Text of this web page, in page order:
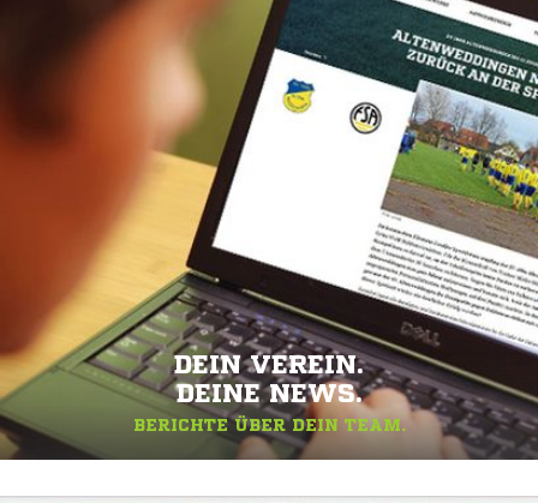
DEIN VEREIN.
DEINE NEWS.
BERICHTE ÜBER DEIN TEAM.